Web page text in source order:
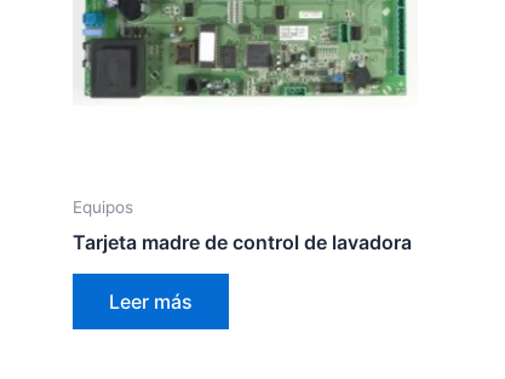
Equipos
Tarjeta madre de control de lavadora
Leer más